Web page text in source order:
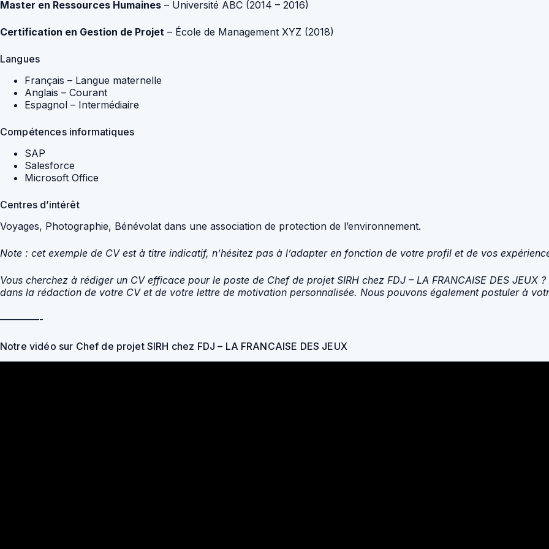
Master en Ressources Humaines – Université ABC (2014 – 2016)
Certification en Gestion de Projet – École de Management XYZ (2018)
Langues
Français – Langue maternelle
Anglais – Courant
Espagnol – Intermédiaire
Compétences informatiques
SAP
Salesforce
Microsoft Office
Centres d’intérêt
Voyages, Photographie, Bénévolat dans une association de protection de l’environnement.
Note : cet exemple de CV est à titre indicatif, n’hésitez pas à l’adapter en fonction de votre profil et de vos
Vous cherchez à rédiger un CV efficace pour le poste de Chef de projet SIRH chez FDJ – LA FRANCAISE DES
dans la rédaction de votre CV et de votre lettre de motivation personnalisée. Nous pouvons également postuler à
————-
Notre vidéo sur Chef de projet SIRH chez FDJ – LA FRANCAISE DES JEUX